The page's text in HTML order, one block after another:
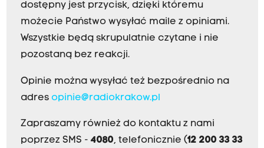
dostępny jest przycisk, dzięki któremu
możecie Państwo wysyłać maile z opiniami.
Wszystkie będą skrupulatnie czytane i nie
pozostaną bez reakcji.
Opinie można wysyłać też bezpośrednio na
adres opinie@radiokrakow.pl
Zapraszamy również do kontaktu z nami
poprzez SMS - 4080, telefonicznie (12 200 33 33